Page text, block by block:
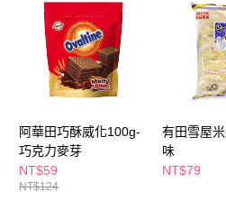
相關說明
【關於「AFTEE先享後付」】
AFTEE先享後付是「在收到商品之後才
便利好安心！
１．簡單：不需註冊會員、不需綁卡、不
２．便利：只要手機號碼，簡訊認證，即
【「AFTEE先享後付」結帳流程】
１．於結帳方式選擇「AFTEE先享後付」
結帳頁面，進行簡訊認證並確認金額後，即
２．訂單成立數日內，您將收到繳費通知簡
即享券
運送方式
每筆NT$65，滿NT$390(含以上)免運
付款後全家取貨
阿華田巧酥威化100g-
巧克力麥芽
NT$59
NT$124
有田雪屋
味
NT$79